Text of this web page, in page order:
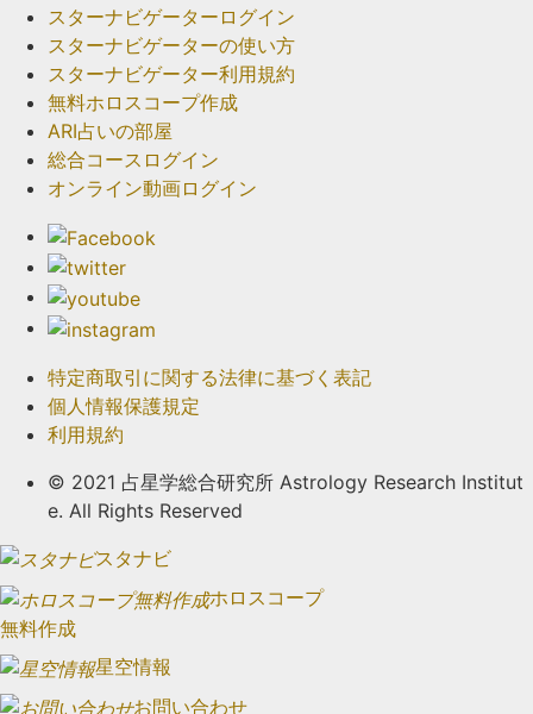
スターナビゲーターログイン
スターナビゲーターの使い方
スターナビゲーター利用規約
無料ホロスコープ作成
ARI占いの部屋
総合コースログイン
オンライン動画ログイン
特定商取引に関する法律に基づく表記
個人情報保護規定
利用規約
© 2021 占星学総合研究所 Astrology Research Institut
e. All Rights Reserved
スタナビ
ホロスコープ
無料作成
星空情報
お問い合わせ